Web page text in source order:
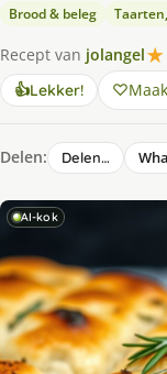
Brood & beleg
Recept van jolangel
👍Lekker!
Delen: Delen…
AI-kok